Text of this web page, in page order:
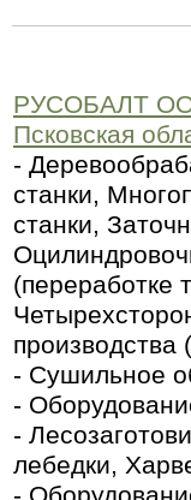
РУСОБАЛТ
Псковская
-
станки,
станки,
(переработке
производства
- Сушильное
-
-
лебедки,